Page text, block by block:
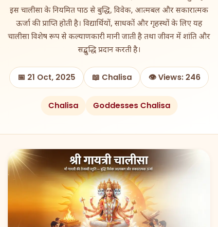
इस चालीसा के नियमित पाठ से बुद्धि, विवेक, आत्मबल और सकारात्मक
ऊर्जा की प्राप्ति होती है। विद्यार्थियों, साधकों और गृहस्थों के लिए यह
चालीसा विशेष रूप से कल्याणकारी मानी जाती है तथा जीवन में शांति और
सद्बुद्धि प्रदान करती है।
📅 21 Oct, 2025 📖 Chalisa 👁️ Views: 246
Chalisa Goddesses Chalisa